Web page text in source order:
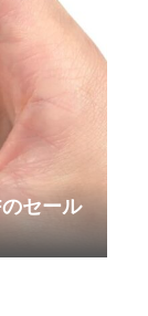
セール